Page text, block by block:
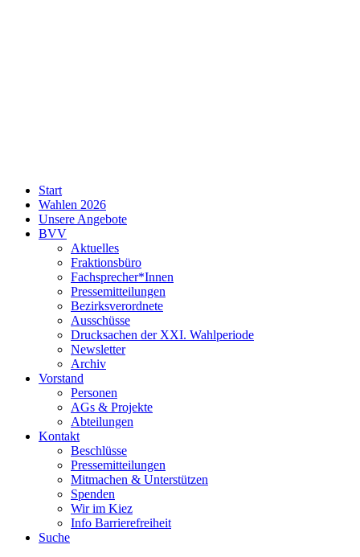
Neukölln
Start
Wahlen 2026
Unsere Angebote
BVV
Aktuelles
Fraktionsbüro
Fachsprecher*Innen
Pressemitteilungen
Bezirksverordnete
Ausschüsse
Drucksachen der XXI. Wahlperiode
Newsletter
Archiv
Vorstand
Personen
AGs & Projekte
Abteilungen
Kontakt
Beschlüsse
Pressemitteilungen
Mitmachen & Unterstützen
Spenden
Wir im Kiez
Info Barrierefreiheit
Suche